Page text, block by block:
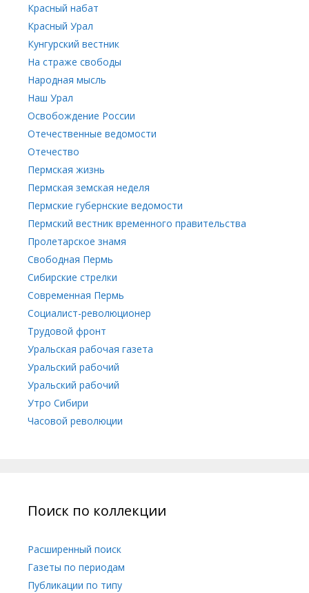
Красный набат
Красный Урал
Кунгурский вестник
На страже свободы
Народная мысль
Наш Урал
Освобождение России
Отечественные ведомости
Отечество
Пермская жизнь
Пермская земская неделя
Пермские губернские ведомости
Пермский вестник временного правительства
Пролетарское знамя
Свободная Пермь
Сибирские стрелки
Современная Пермь
Социалист-революционер
Трудовой фронт
Уральская рабочая газета
Уральский рабочий
Уральский рабочий
Утро Сибири
Часовой революции
Поиск по коллекции
Расширенный поиск
Газеты по периодам
Публикации по типу